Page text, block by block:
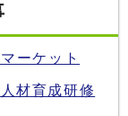
ーケット
材育成研修